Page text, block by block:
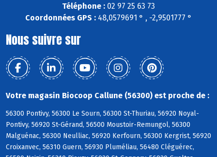
Téléphone : 02 97 25 63 73
Coordonnées GPS : 48,0579691 ° , -2,9501777 °
Nous suivre sur
Votre magasin Biocoop Callune (56300) est proche de :
56300 Pontivy, 56300 Le Sourn, 56300 St-Thuriau, 56920 Noyal-
Pontivy, 56920 St-Gérand, 56500 Moustoir-Remungol, 56300
Malguénac, 56300 Neulliac, 56920 Kerfourn, 56300 Kergrist, 56920
Croixanvec, 56310 Guern, 56930 Pluméliau, 56480 Cléguérec,